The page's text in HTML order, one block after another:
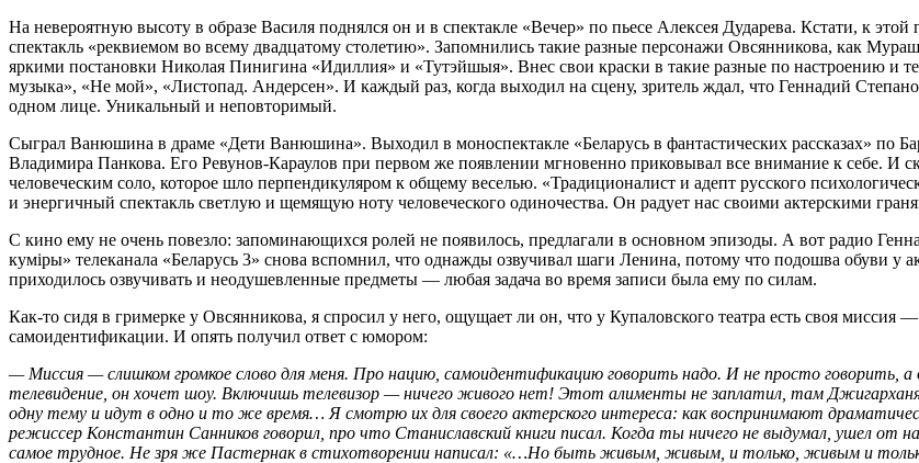
На невероятную высоту в образе Василя поднялся он и в спектакле «Вечер» по пьесе Алексея Дударева. Кстати, к
спектакль «реквиемом во всему двадцатому столетию». Запомнились такие разные персонажи Овсянникова, как
яркими постановки Николая Пинигина «Идиллия» и «Тутэйшыя». Внес свои краски в такие разные по настроению и
музыка», «Не мой», «Листопад. Андерсен». И каждый раз, когда выходил на сцену, зритель ждал, что Геннадий
одном лице. Уникальный и неповторимый.
Сыграл Ванюшина в драме «Дети Ванюшина». Выходил в моноспектакле «Беларусь в фантастических рассказах» по
Владимира Панкова. Его Ревунов-Караулов при первом же появлении мгновенно приковывал все внимание к себе.
человеческим соло, которое шло перпендикуляром к общему веселью. «Традиционалист и адепт русского
и энергичный спектакль светлую и щемящую ноту человеческого одиночества. Он радует нас своими актерскими
С кино ему не очень повезло: запоминающихся ролей не появилось, предлагали в основном эпизоды. А вот радио
куміры» телеканала «Беларусь 3» снова вспомнил, что однажды озвучивал шаги Ленина, потому что подошва обуви у
приходилось озвучивать и неодушевленные предметы — любая задача во время записи была ему по силам.
Как-то сидя в гримерке у Овсянникова, я спросил у него, ощущает ли он, что у Купаловского театра есть своя
самоидентификации. И опять получил ответ с юмором:
— Миссия — слишком громкое слово для ­меня. Про нацию, самоидентификацию говорить надо. И не просто говорить,
телевидение, он хочет шоу. Включишь телевизор — ничего живого нет! Этот алименты не заплатил, там
одну тему и идут в одно и то же время… Я смотрю их для своего актерского интереса: как воспринимают
режиссер Константин Санников говорил, про что Станиславский книги писал. Когда ты ничего не выдумал, ушел
самое трудное. Не зря же Пастернак в стихотворении написал: «…Но быть живым, живым, и только, живым и